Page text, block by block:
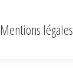
Mentions légales
Mentions légales